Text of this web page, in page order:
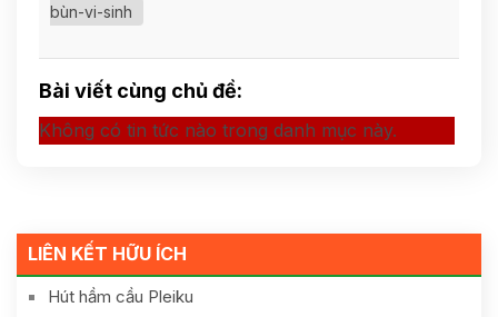
LIÊN KẾT HỮU ÍCH
Hút hầm cầu Pleiku
bùn-vi-sinh
Bài viết cùng chủ đề:
Không có tin tức nào trong danh mục này.